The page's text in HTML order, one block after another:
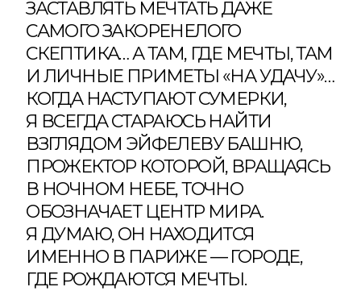
ЗАСТАВЛЯТЬ МЕЧТАТЬ ДАЖЕ
САМОГО ЗАКОРЕНЕЛОГО
СКЕПТИКА… А ТАМ, ГДЕ МЕЧТЫ, ТАМ
И ЛИЧНЫЕ ПРИМЕТЫ «НА УДАЧУ»…
КОГДА НАСТУПАЮТ СУМЕРКИ,
Я ВСЕГДА СТАРАЮСЬ НАЙТИ
ВЗГЛЯДОМ ЭЙФЕЛЕВУ БАШНЮ,
ПРОЖЕКТОР КОТОРОЙ, ВРАЩАЯСЬ
В НОЧНОМ НЕБЕ, ТОЧНО
ОБОЗНАЧАЕТ ЦЕНТР МИРА.
Я ДУМАЮ, ОН НАХОДИТСЯ
ИМЕННО В ПАРИЖЕ — ГОРОДЕ,
ГДЕ РОЖДАЮТСЯ МЕЧТЫ.